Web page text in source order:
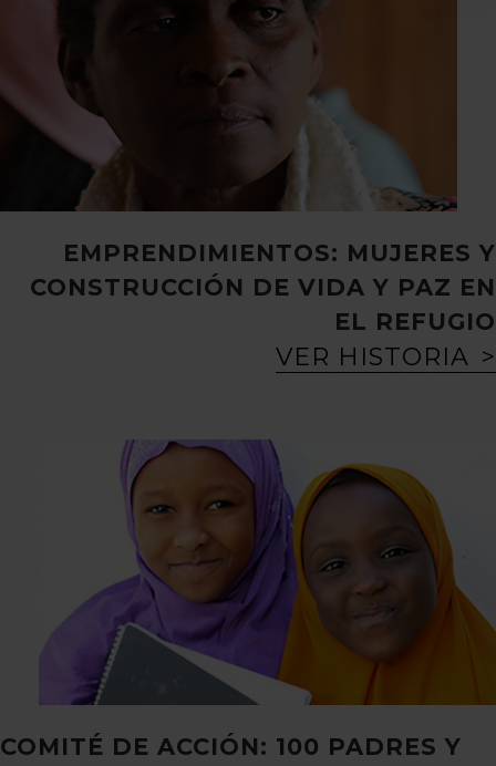
EMPRENDIMIENTOS: MUJERES Y
CONSTRUCCIÓN DE VIDA Y PAZ EN
EL REFUGIO
VER HISTORIA
COMITÉ DE ACCIÓN: 100 PADRES Y